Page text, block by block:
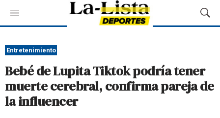
M
e
ú
M
o
a
r
B
Entretenimiento
Bebé de Lupita Tiktok podría tener
muerte cerebral, confirma pareja de
la influencer